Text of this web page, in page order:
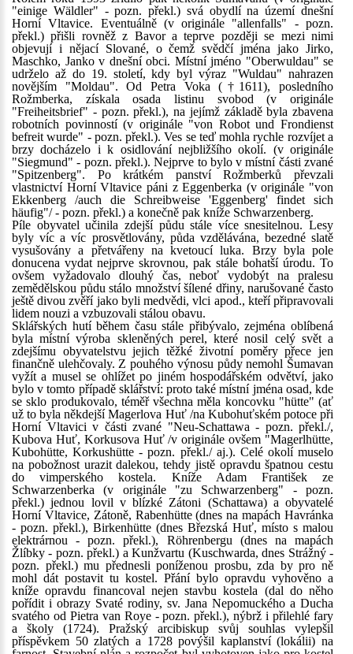
"einige Wäldler" - pozn. překl.) svá obydlí na území dnešní
Horní Vltavice. Eventuálně (v originále "allenfalls" - pozn.
překl.) přišli rovněž z Bavor a teprve později se mezi nimi
objevují i nějací Slované, o čemž svědčí jména jako Jirko,
Maschko, Janko v dnešní obci. Místní jméno "Oberwuldau" se
udrželo až do 19. století, kdy byl výraz "Wuldau" nahrazen
novějším "Moldau". Od Petra Voka (†1611), posledního
Rožmberka, získala osada listinu svobod (v originále
"Freiheitsbrief" - pozn. překl.), na jejímž základě byla zbavena
robotních povinností (v originále "von Robot und Frondienst
befreit wurde" - pozn. překl.). Ves se teď mohla rychle rozvíjet a
brzy docházelo i k osidlování nejbližšího okolí. (v originále
"Siegmund" - pozn. překl.). Nejprve to bylo v místní části zvané
"Spitzenberg". Po krátkém panství Rožmberků převzali
vlastnictví Horní Vltavice páni z Eggenberka (v originále "von
Ekkenberg /auch die Schreibweise 'Eggenberg' findet sich
häufig"/ - pozn. překl.) a konečně pak kníže Schwarzenberg.
Píle obyvatel učinila zdejší půdu stále více snesitelnou. Lesy
byly víc a víc prosvětlovány, půda vzdělávána, bezedné slatě
vysušovány a přetvářeny na kvetoucí luka. Brzy byla pole
donucena vydat nejprve skrovnou, pak stále bohatší úrodu. To
ovšem vyžadovalo dlouhý čas, neboť vydobýt na pralesu
zemědělskou půdu stálo množství šílené dřiny, narušované často
ještě divou zvěří jako byli medvědi, vlci apod., kteří připravovali
lidem nouzi a vzbuzovali stálou obavu.
Sklářských hutí během času stále přibývalo, zejména oblíbená
byla místní výroba skleněných perel, které nosil celý svět a
zdejšímu obyvatelstvu jejich těžké životní poměry přece jen
finančně ulehčovaly. Z pouhého výnosu půdy nemohl Šumavan
vyžít a musel se ohlížet po jiném hospodářském odvětví, jako
bylo v tomto případě sklářství: proto také místní jména osad, kde
se sklo produkovalo, téměř všechna měla koncovku "hütte" (ať
už to byla někdejší Magerlova Huť /na Kubohuťském potoce při
Horní Vltavici v části zvané "Neu-Schattawa - pozn. překl./,
Kubova Huť, Korkusova Huť /v originále ovšem "Magerlhütte,
Kubohütte, Korkushütte - pozn. překl./ aj.). Celé okolí muselo
na pobožnost urazit dalekou, tehdy jistě opravdu špatnou cestu
do vimperského kostela. Kníže Adam František ze
Schwarzenberka (v originále "zu Schwarzenberg" - pozn.
překl.) jednou lovil v blízké Zátoni (Schattawa) a obyvatelé
Horní Vltavice, Zátoně, Rabenhütte (dnes na mapách Havránka
- pozn. překl.), Birkenhütte (dnes Březská Huť, místo s malou
elektrárnou - pozn. překl.), Röhrenbergu (dnes na mapách
Žlíbky - pozn. překl.) a Kunžvartu (Kuschwarda, dnes Strážný -
pozn. překl.) mu přednesli poníženou prosbu, zda by pro ně
mohl dát postavit tu kostel. Přání bylo opravdu vyhověno a
kníže opravdu financoval nejen stavbu kostela (dal do něho
pořídit i obrazy Svaté rodiny, sv. Jana Nepomuckého a Ducha
svatého od Pietra van Roye - pozn. překl.), nýbrž i přilehlé fary
a školy (1724). Pražský arcibiskup svůj souhlas vylepšil
příspěvkem 50 zlatých a 1728 povýšil kaplanství (lokálii) na